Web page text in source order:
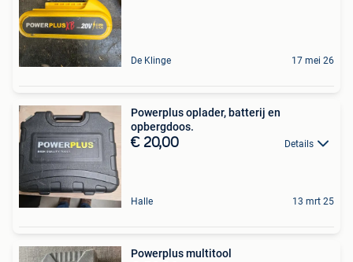
De Klinge 17 mei 26
Powerplus oplader, batterij en
opbergdoos.
€ 20,00 Details
Halle 13 mrt 25
Powerplus multitool